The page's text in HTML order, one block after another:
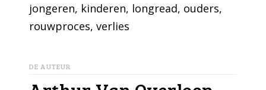
jongeren, kinderen, longread, ouders
rouwproces, verlies
DE AUTEUR